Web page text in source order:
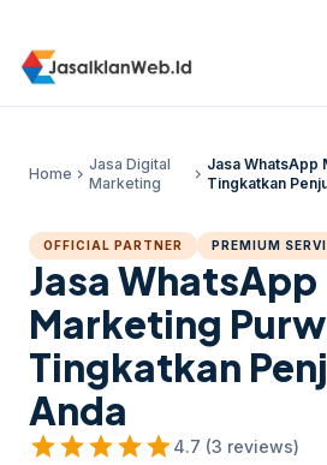
Home chevron_right
Jasa Digital
Marketing
chevron_right
Jasa WhatsApp
Tingkatkan
OFFICIAL PARTNER PREMIUM
Jasa WhatsApp
Marketing
Tingkatkan
Anda
starstarstarstarstar4.7 (3 reviews)